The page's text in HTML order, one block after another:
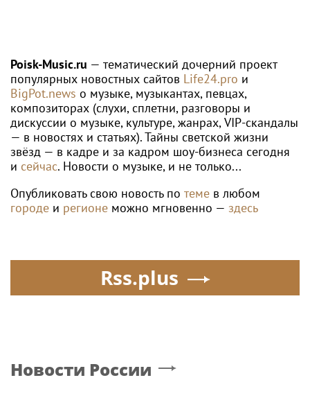
Poisk-Music.ru — тематический дочерний проект
популярных новостных сайтов Life24.pro и
BigPot.news о музыке, музыкантах, певцах,
композиторах (слухи, сплетни, разговоры и
дискуссии о музыке, культуре, жанрах, VIP-скандалы
— в новостях и статьях). Тайны светской жизни
звёзд — в кадре и за кадром шоу-бизнеса сегодня
и сейчас. Новости о музыке, и не только...
Опубликовать свою новость по теме в любом
городе и регионе можно мгновенно — здесь
Rss.plus
Новости России